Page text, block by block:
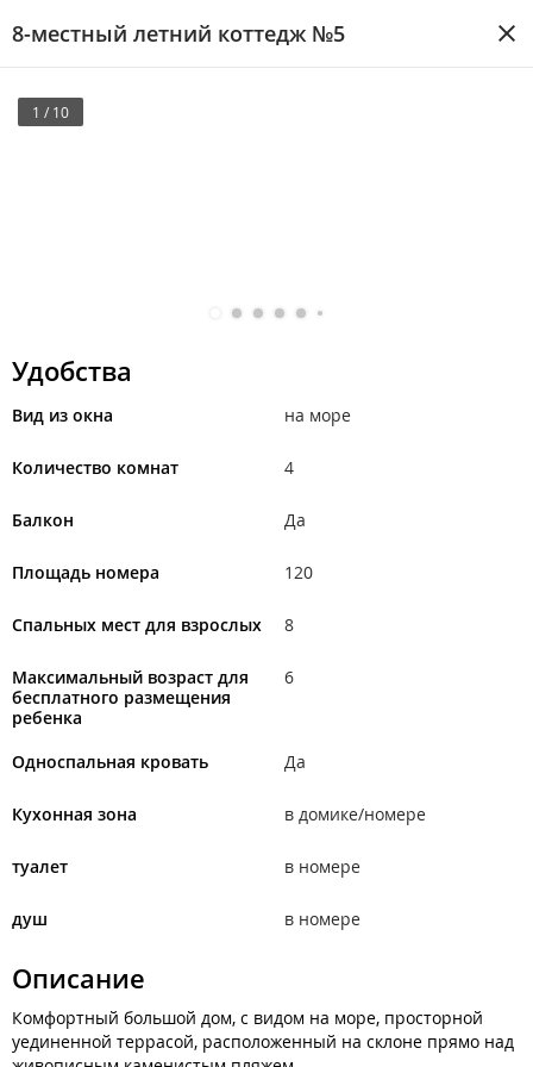
8-местный летний коттедж №5
1 / 10
Удобства
Вид из окна на море
Количество комнат 4
Балкон Да
Площадь номера 120
Спальных мест для взрослых 8
Максимальный возраст для
бесплатного размещения
ребенка
6
Односпальная кровать Да
Кухонная зона в домике/номере
туалет в номере
душ в номере
Описание
Комфортный большой дом, с видом на море, просторной
уединенной террасой, расположенный на склоне прямо над